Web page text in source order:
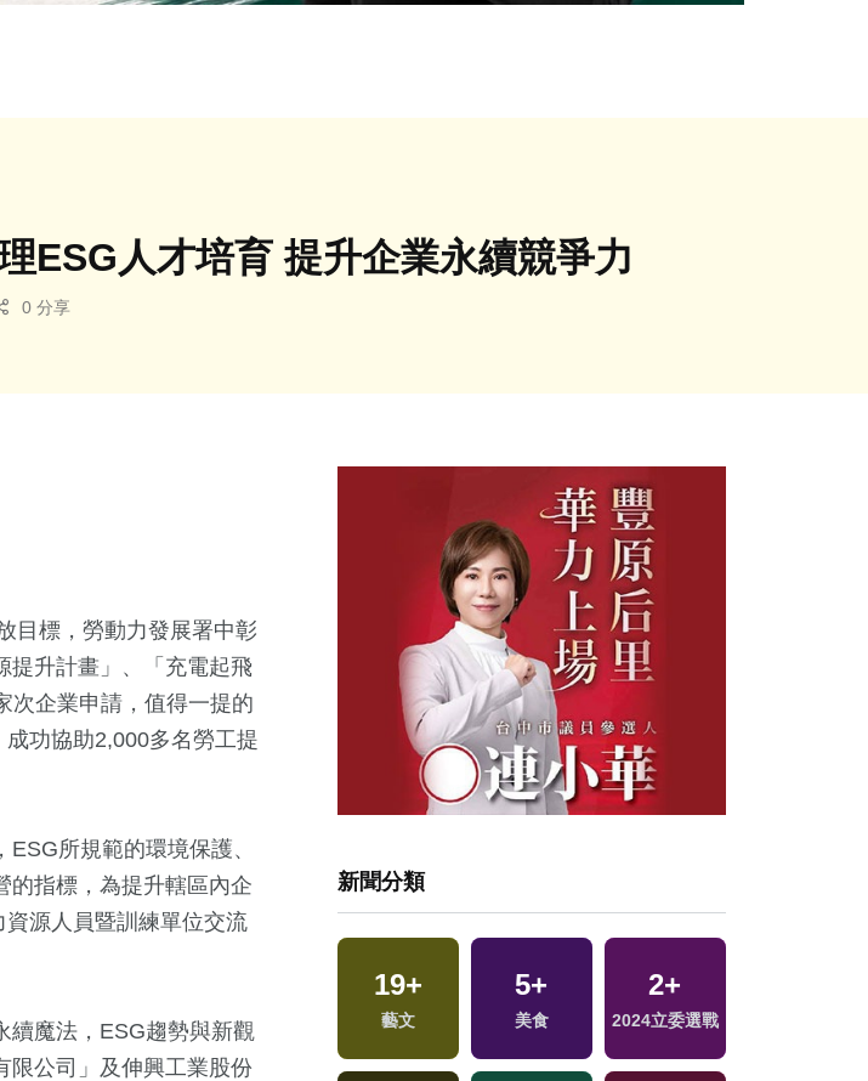
ESG人才培育 提升企業永續競爭力
0 分享
目標，勞動力發展署中彰
提升計畫」、「充電起飛
次企業申請，值得一提的
功協助2,000多名勞工提
所規範的環境保護、
的指標，為提升轄區內企
源人員暨訓練單位交流
續魔法，ESG趨勢與新觀
限公司」及伸興工業股份
新聞分類
消費 文教 兩岸藝苑天地
19+
藝文
5+
美食
2+
2024立委選戰